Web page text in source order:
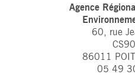
Agence
60, rue
86011
05 49